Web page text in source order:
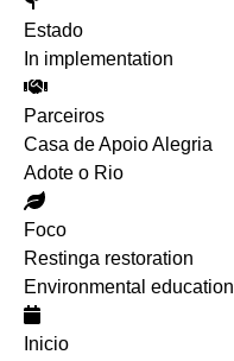
Estado
In implementation
Parceiros
Casa de Apoio Alegria
Adote o Rio
Foco
Restinga restoration
Environmental education
Inicio